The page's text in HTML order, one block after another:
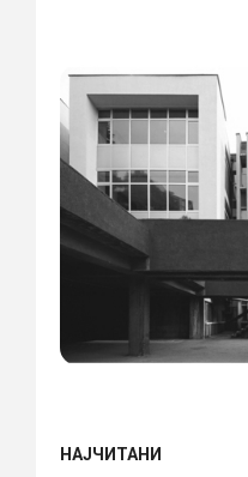
НАЈЧИТАНИ